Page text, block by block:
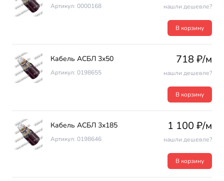
Артикул: 0000168 нашли дешевле?
В корзину
Кабель АСБЛ 3х50
Артикул: 0198655
718 ₽/м
нашли дешевле?
В корзину
Кабель АСБЛ 3х185
Артикул: 0198646
1 100 ₽/м
нашли дешевле?
В корзину